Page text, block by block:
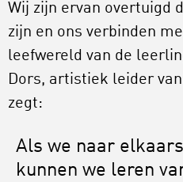
Wij zijn ervan overtuigd
zijn en ons verbinden
leefwereld van de
Dors, artistiek leider
zegt:
Als we naar
kunnen we leren